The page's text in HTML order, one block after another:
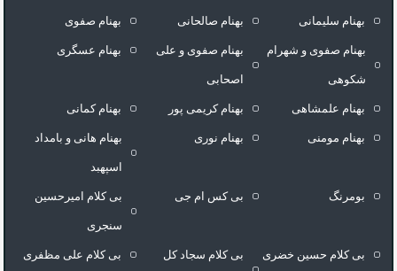
بهنام سلیمانی بهنام صالحانی بهنام صفوی
بهنام صفوی و شهرام
شکوهی
بهنام صفوی و علی
اصحابی
بهنام عسگری
بهنام علمشاهی بهنام کریمی پور بهنام کمانی
بهنام مومنی بهنام نوری بهنام هانی و بامداد
اسپهبد
بومرنگ بی کس ام جی بی کلام امیرحسین
سنجری
بی کلام حسین خضری بی کلام سجاد کل بی کلام علی مظفری